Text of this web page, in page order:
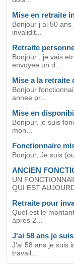
Mise en retraite
Bonjour j ai 50
invalidit...
Retraite
Bonjour , je vais
envoyee un d...
Mise a la
Bonjour
annee pr...
Mise en
Bonjour, je suis
mon...
Fonctionnaire
Bonjour, Je suis
ANCIEN
UN
QUI EST
Retraite pour
Quel est le
apres 2...
J'ai 58 ans je
J'ai 58 ans je suis
travail...